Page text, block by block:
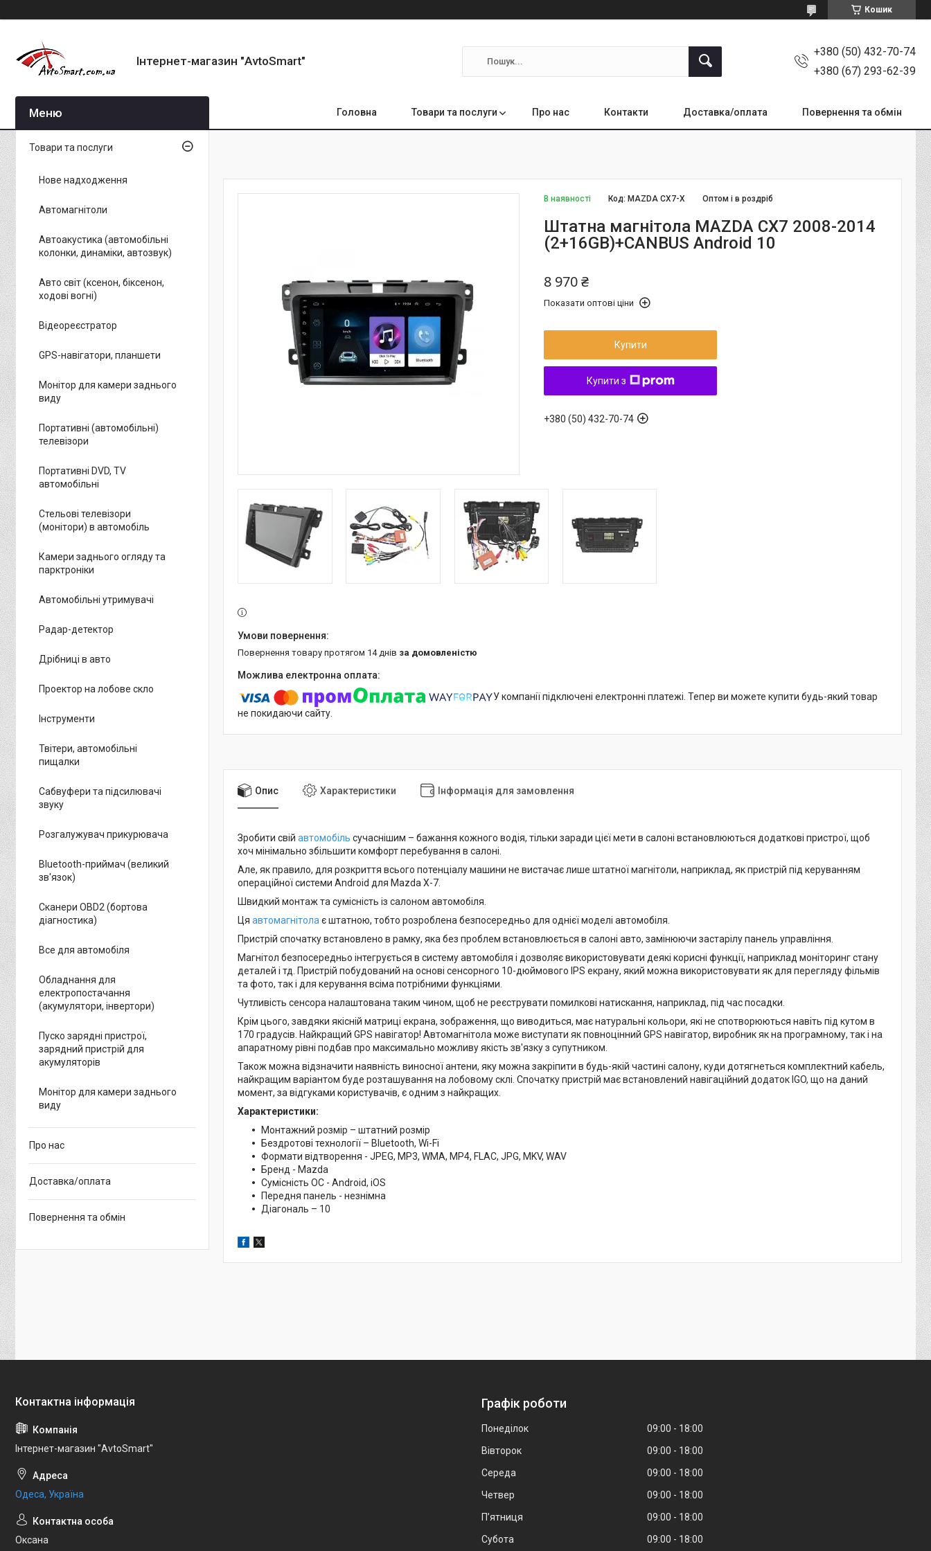
Кошик
Інтернет-магазин "AvtoSmart"
+380 (50) 432-70-74
+380 (67) 293-62-39
Головна Товари та послуги Про нас Контакти Доставка/оплата Повернення та обмін
В наявності Оптом і в роздріб
Код: MAZDA CX7-X
Штатна магнітола MAZDA CX7 2008-2014
(2+16GB)+CANBUS Android 10
8 970 ₴
Показати оптові ціни
Купити
Купити з
+380 (50) 432-70-74
повернення товару протягом 14 днів за домовленістю
У компанії підключені електронні платежі. Тепер ви можете купити будь-який товар
не покидаючи сайту.
Опис Характеристики Інформація для замовлення
Зробити свій автомобіль сучаснішим – бажання кожного водія, тільки заради цієї мети в салоні встановлюються додаткові пристрої, щоб
хоч мінімально збільшити комфорт перебування в салоні.
Але, як правило, для розкриття всього потенціалу машини не вистачає лише штатної магнітоли, наприклад, як пристрій під керуванням
операційної системи Android для Mazda X-7.
Швидкий монтаж та сумісність із салоном автомобіля.
Ця автомагнітола є штатною, тобто розроблена безпосередньо для однієї моделі автомобіля.
Пристрій спочатку встановлено в рамку, яка без проблем встановлюється в салоні авто, замінюючи застарілу панель управління.
Магнітол безпосередньо інтегрується в систему автомобіля і дозволяє використовувати деякі корисні функції, наприклад моніторинг стану
деталей і тд. Пристрій побудований на основі сенсорного 10-дюймового IPS екрану, який можна використовувати як для перегляду фільмів
та фото, так і для керування всіма потрібними функціями.
Чутливість сенсора налаштована таким чином, щоб не реєструвати помилкові натискання, наприклад, під час посадки.
Крім цього, завдяки якісній матриці екрана, зображення, що виводиться, має натуральні кольори, які не спотворюються навіть під кутом в
170 градусів. Найкращий GPS навігатор! Автомагнітола може виступати як повноцінний GPS навігатор, виробник як на програмному, так і на
апаратному рівні подбав про максимально можливу якість зв'язку з супутником.
Також можна відзначити наявність виносної антени, яку можна закріпити в будь-якій частині салону, куди дотягнеться комплектний кабель,
найкращим варіантом буде розташування на лобовому склі. Спочатку пристрій має встановлений навігаційний додаток IGO, що на даний
момент, за відгуками користувачів, є одним з найкращих.
Характеристики:
Монтажний розмір – штатний розмір
Бездротові технології – Bluetooth, Wi-Fi
Формати відтворення - JPEG, MP3, WMA, MP4, FLAC, JPG, MKV, WAV
Бренд - Mazda
Сумісність ОС - Android, iOS
Передня панель - незнімна
Діагональ – 10
Товари та послуги
Нове надходження
Автомагнітоли
Автоакустика (автомобільні
колонки, динаміки, автозвук)
Авто світ (ксенон, біксенон,
ходові вогні)
Відеореєстратор
GPS-навігатори, планшети
Монітор для камери заднього
виду
Портативні (автомобільні)
телевізори
Портативні DVD, TV
автомобільні
Стельові телевізори
(монітори) в автомобіль
Камери заднього огляду та
парктроніки
Автомобільні утримувачі
Радар-детектор
Дрібниці в авто
Проектор на лобове скло
Інструменти
Твітери, автомобільні
пищалки
Сабвуфери та підсилювачі
звуку
Розгалужувач прикурювача
Bluetooth-приймач (великий
зв'язок)
Сканери OBD2 (бортова
діагностика)
Все для автомобіля
Обладнання для
електропостачання
(акумулятори, інвертори)
Пуско зарядні пристрої,
зарядний пристрій для
акумуляторів
Монітор для камери заднього
виду
Про нас
Доставка/оплата
Повернення та обмін
Інтернет-магазин "AvtoSmart"
Одеса, Україна
Оксана
Графік роботи
Понеділок 09:00
18:00
Вівторок
09:00
18:00
Середа
09:00
18:00
Четвер
09:00
18:00
Пʼятниця
09:00
18:00
Субота
09:00 18:00